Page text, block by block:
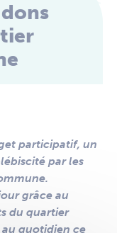
participatif, un
par les
grâce au
du quartier
quotidien ce